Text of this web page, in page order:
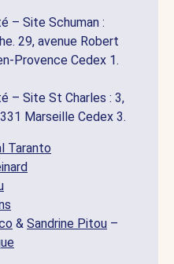
– Site Schuman :
29, avenue Robert
Provence Cedex 1.
– Site St Charles : 3,
Marseille Cedex 3.
Taranto
& Sandrine Pitou –